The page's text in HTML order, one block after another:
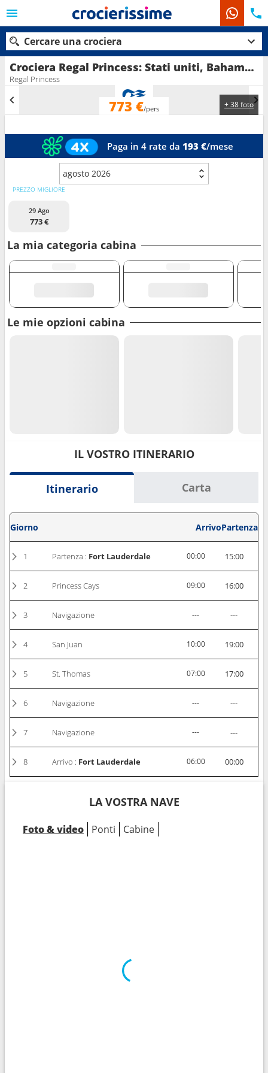
Crociera Regal Princess: Stati uniti, Bahamas, Portorico, Saint Thomas in partenza da Fort Lauderdale
Regal Princess
+ 38 foto
773 €/pers
Paga in 4 rate da 193 €/mese
agosto 2026
PREZZO MIGLIORE
29 Ago
773 €
La mia categoria cabina
Le mie opzioni cabina
IL VOSTRO ITINERARIO
Itinerario Carta
Giorno ArrivoPartenza
1 Partenza : Fort Lauderdale 00:00 15:00
2 Princess Cays 09:00 16:00
3 Navigazione --- ---
4 San Juan 10:00 19:00
5 St. Thomas 07:00 17:00
6 Navigazione --- ---
7 Navigazione --- ---
8 Arrivo : Fort Lauderdale 06:00 00:00
LA VOSTRA NAVE
Foto & video Ponti Cabine
Cercare una crociera
Le nostre destinazioni
Mesi di partenza
Porti Compagnie